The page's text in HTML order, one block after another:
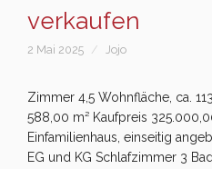
verkaufen
2 Mai 2025 Jojo
Zimmer 4,5 Wohnfläche, ca.
588,00 m² Kaufpreis
Einfamilienhaus, einseitig
EG und KG Schlafzimmer 3